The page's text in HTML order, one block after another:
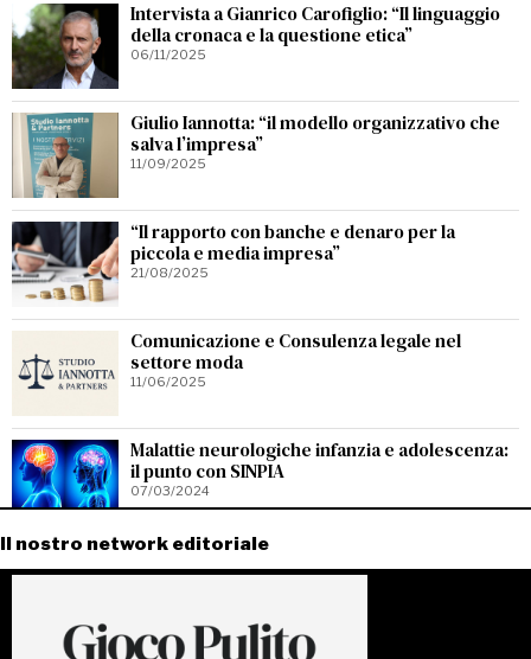
Intervista a Gianrico Carofiglio: “Il linguaggio
della cronaca e la questione etica”
06/11/2025
Giulio Iannotta: “il modello organizzativo che
salva l’impresa”
11/09/2025
“Il rapporto con banche e denaro per la
piccola e media impresa”
21/08/2025
Comunicazione e Consulenza legale nel
settore moda
11/06/2025
Malattie neurologiche infanzia e adolescenza:
il punto con SINPIA
07/03/2024
Il nostro network editoriale